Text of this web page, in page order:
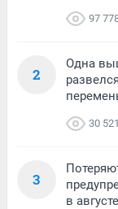
97
2
Одна
30 521
3
в августе